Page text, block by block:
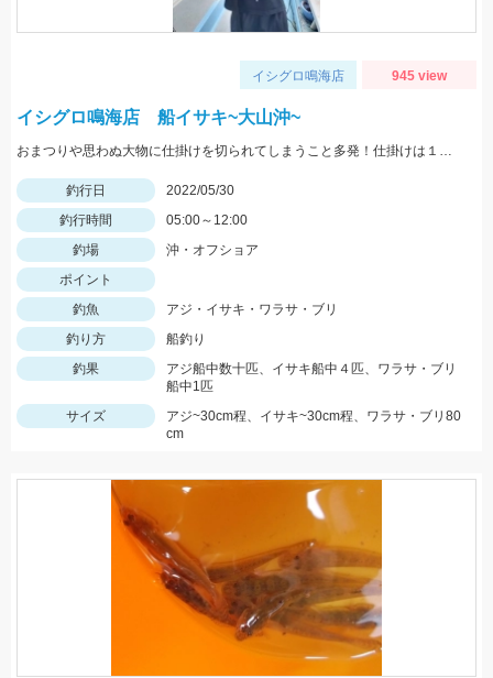
イシグロ鳴海店 945 view
イシグロ鳴海店 船イサキ~大山沖~
おまつりや思わぬ大物に仕掛けを切られてしまうこと多発！仕掛けは１０セットはあると安心です！
釣行日
2022/05/30
釣行時間
05:00～12:00
釣場
沖・オフショア
ポイント
釣魚
アジ・イサキ・ワラサ・ブリ
釣り方
船釣り
釣果
アジ船中数十匹、イサキ船中４匹、ワラサ・ブリ
船中1匹
サイズ
アジ~30cm程、イサキ~30cm程、ワラサ・ブリ80
cm